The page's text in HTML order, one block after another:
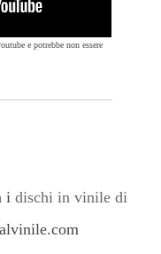
e potrebbe non essere
i dischi in vinile di